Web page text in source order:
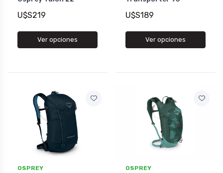
U$S219
Ver opciones
U$S189
Ver opciones
OSPREY OSPREY